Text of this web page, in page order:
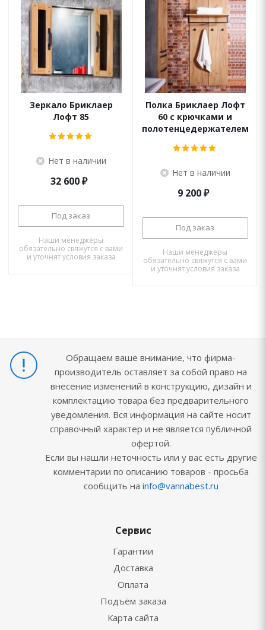
Зеркало Бриклаер
Лофт 85
Нет в наличии
32 600₽
Под заказ
Наши менеджеры
обязательно свяжутся с вами
и уточнят условия заказа
Полка Бриклаер Лофт
60 с крючками и
полотенцедержателем
Нет в наличии
9 200₽
Под заказ
Наши менеджеры
обязательно свяжутся с вами
и уточнят условия заказа
Обращаем ваше внимание, что фирма-
производитель оставляет за собой право на
внесение изменений в конструкцию, дизайн и
комплектацию товара без предварительного
уведомления. Вся информация на сайте носит
справочный характер и не является публичной
офертой.
Если вы нашли неточность или у вас есть другие
комментарии по описанию товаров - просьба
сообщить на info@vannabest.ru
Сервис
Гарантии
Доставка
Оплата
Подъём заказа
Карта сайта